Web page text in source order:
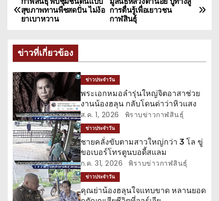
แ
น
ะ
แ
น
ว
เ
รื่
อ
ง
การตื่นรู้เพื่อเยาวชน
กาฬสินธุ์
สุขภาพทานพืชสดปั่น ไม่ง้อ
ยาเบาหวาน
ข่าวที่เกี่ยวข้อง
ข่าวประจำวัน
พระเอกหมอลำรุ่นใหญ่จิตอาสาช่วย
งานน้องฮลุน กลับโดนด่าว่าหิวแสง
ส.ค. 1, 2026 พิราบข่าวกาฬสินธุ์
ข่าวประจำวัน
ชายคลั่งขับตามสาวใหญ่กว่า 3 โล ขู่
ขอเบอร์โทรตูนบอดี้สแลม
ก.ค. 31, 2026 พิราบข่าวกาฬสินธุ์
ข่าวประจำวัน
คุณย่าน้องฮลุนใจแทบขาด หลานยอด